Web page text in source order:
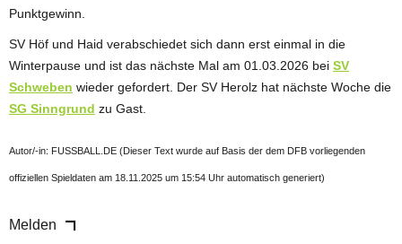
Punktgewinn.
SV Höf und Haid verabschiedet sich dann erst einmal in die
Winterpause und ist das nächste Mal am 01.03.2026 bei SV
Schweben wieder gefordert. Der SV Herolz hat nächste Woche die
SG Sinngrund zu Gast.
Autor/-in: FUSSBALL.DE (Dieser Text wurde auf Basis der dem DFB vorliegenden
offiziellen Spieldaten am 18.11.2025 um 15:54 Uhr automatisch generiert)
Melden